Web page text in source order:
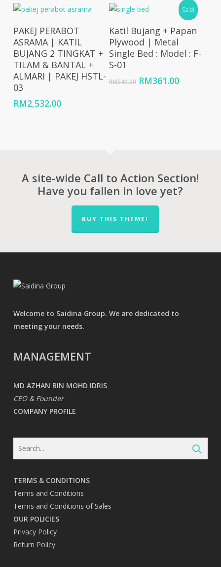
Add To Cart
PAKEJ PERABOT
ASRAMA | KATIL
BUJANG 2 TINGKAT +
TILAM & BANTAL +
ALMARI | PAKEJ HSTL-
03
RM2,532.00
Sale!
Add To Cart
Katil Bujang + Papan
Plywood | Metal
Single Bed : Model : F-
S-01
RM540.00 Original
RM361.00Current
A site-wide Call to Action Section!
Have you fallen in love yet?
BUY THIS THEME!
Welcome to Saidina Group. We are dedicated to
meeting your needs.
MANAGEMENT
MD AZHAN BIN MOHD IDRIS
CEO & Founder
COMPANY PROFILE
TERMS & CONDITIONS
Terms and Conditions
Terms and Conditions of Sales
OUR POLICIES
Privacy Policy
Return Policy